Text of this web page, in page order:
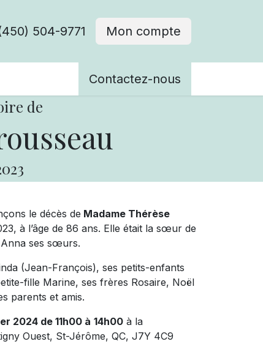
504-9771 Mon compte
Contactez-nous
de
le décès de Madame Thérèse
à l’âge de 86 ans. Elle était la sœur de
ses sœurs.
(Jean-François), ses petits-enfants
fille Marine, ses frères Rosaire, Noël
parents et amis.
2024 de 11h00 à 14h00 à la
Ouest, St-Jérôme, QC, J7Y 4C9